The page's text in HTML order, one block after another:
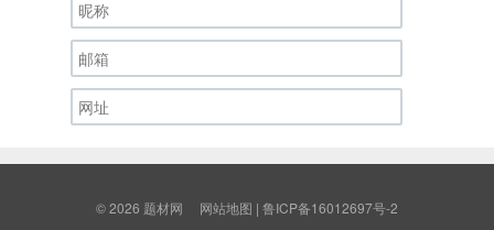
© 2026 题材网 网站地图 | 鲁ICP备16012697号-2